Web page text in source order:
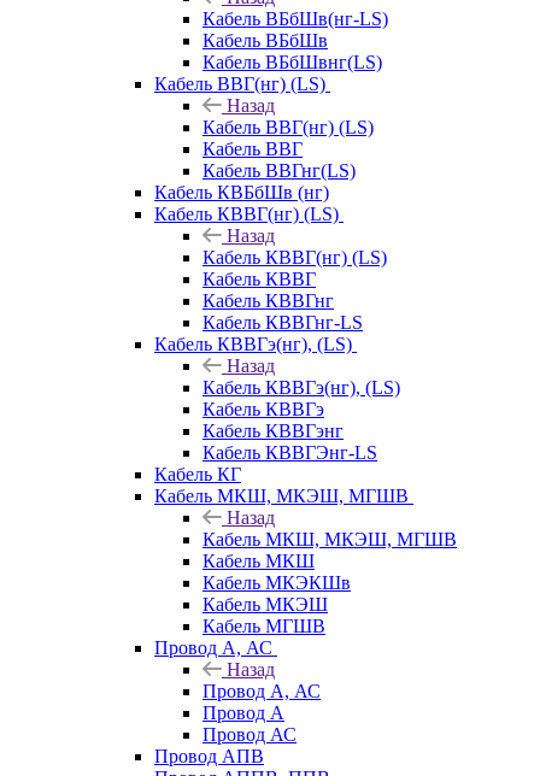
Кабель ВБбШв(нг-LS)
Кабель ВБбШв
Кабель ВБбШвнг(LS)
Кабель ВВГ(нг) (LS)
Назад
Кабель ВВГ(нг) (LS)
Кабель ВВГ
Кабель ВВГнг(LS)
Кабель КВБбШв (нг)
Кабель КВВГ(нг) (LS)
Назад
Кабель КВВГ(нг) (LS)
Кабель КВВГ
Кабель КВВГнг
Кабель КВВГнг-LS
Кабель КВВГэ(нг), (LS)
Назад
Кабель КВВГэ(нг), (LS)
Кабель КВВГэ
Кабель КВВГэнг
Кабель КВВГЭнг-LS
Кабель КГ
Кабель МКШ, МКЭШ, МГШВ
Назад
Кабель МКШ, МКЭШ, МГШВ
Кабель МКШ
Кабель МКЭКШв
Кабель МКЭШ
Кабель МГШВ
Провод А, АС
Назад
Провод А, АС
Провод А
Провод АС
Провод АПВ